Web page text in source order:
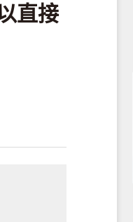
直接